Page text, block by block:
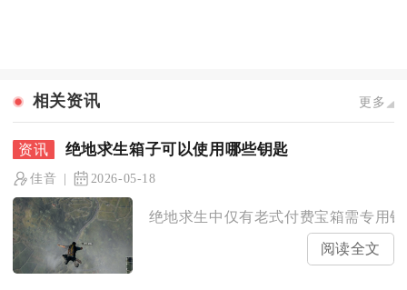
相关资讯 更多
绝地求生箱子可以使用哪些钥匙
佳音 2026-05-18
绝地求生中仅有老式付费宝箱需专用
阅读全文